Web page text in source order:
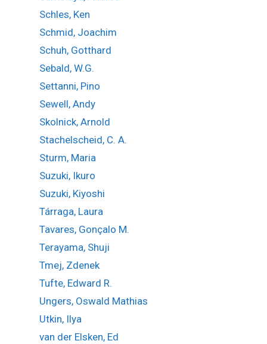
Schles, Ken
Schmid, Joachim
Schuh, Gotthard
Sebald, W.G.
Settanni, Pino
Sewell, Andy
Skolnick, Arnold
Stachelscheid, C. A.
Sturm, Maria
Suzuki, Ikuro
Suzuki, Kiyoshi
Tárraga, Laura
Tavares, Gonçalo M.
Terayama, Shuji
Tmej, Zdenek
Tufte, Edward R.
Ungers, Oswald Mathias
Utkin, Ilya
van der Elsken, Ed